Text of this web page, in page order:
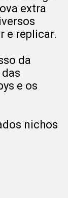
extra
e replicar.
da
e os
nichos